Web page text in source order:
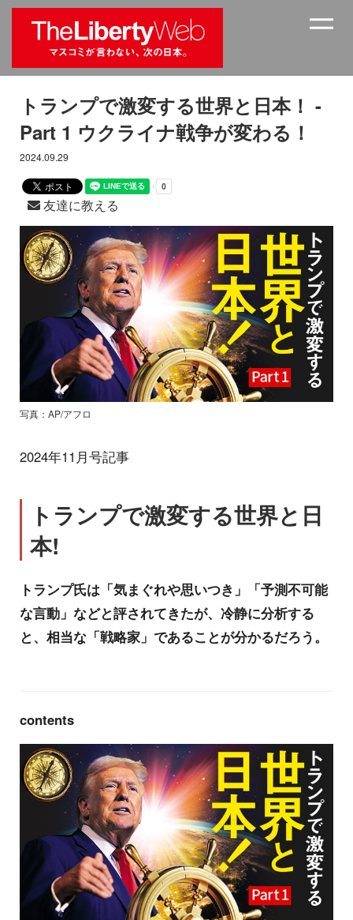
トランプで激変する世界と日本！ -
Part 1 ウクライナ戦争が変わる！
2024.09.29
友達に教える
写真：AP/アフロ
2024年11月号記事
トランプで激変する世界と日
本!
トランプ氏は「気まぐれや思いつき」「予測不可能
な言動」などと評されてきたが、冷静に分析する
と、相当な「戦略家」であることが分かるだろう。
contents